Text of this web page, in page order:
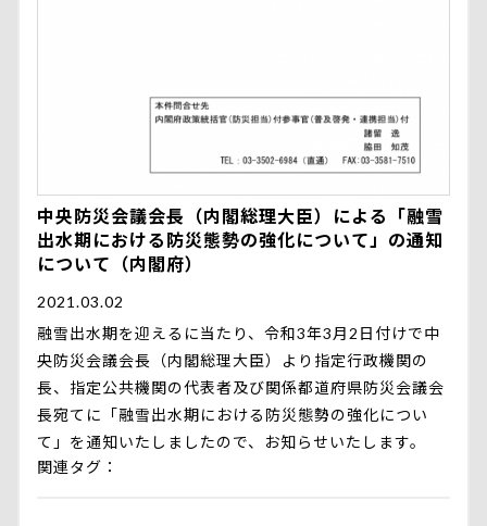
中央防災会議会長（内閣総理大臣）による「融雪
出水期における防災態勢の強化について」の通知
について（内閣府）
2021.03.02
融雪出水期を迎えるに当たり、令和3年3月2日付けで中
央防災会議会長（内閣総理大臣）より指定行政機関の
長、指定公共機関の代表者及び関係都道府県防災会議会
長宛てに「融雪出水期における防災態勢の強化につい
て」を通知いたしましたので、お知らせいたします。
関連タグ